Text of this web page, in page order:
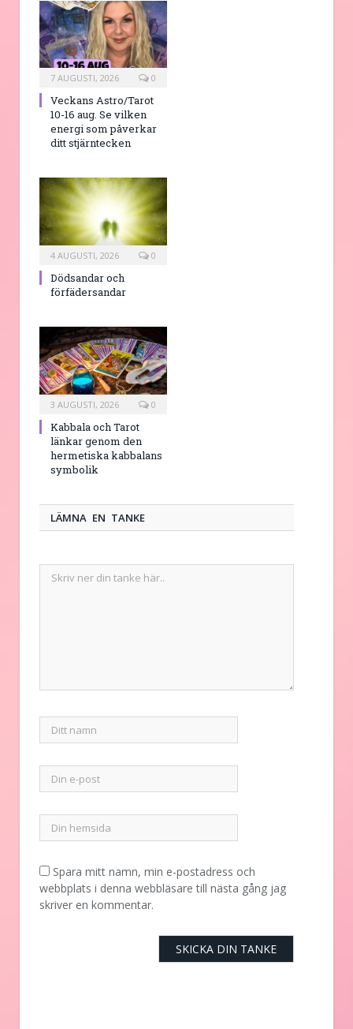
7 AUGUSTI, 2026 0
Veckans Astro/Tarot
10-16 aug. Se vilken
energi som påverkar
ditt stjärntecken
4 AUGUSTI, 2026 0
Dödsandar och
förfädersandar
3 AUGUSTI, 2026 0
Kabbala och Tarot
länkar genom den
hermetiska kabbalans
symbolik
LÄMNA EN TANKE
Spara mitt namn, min e-postadress och
webbplats i denna webbläsare till nästa gång jag
skriver en kommentar.